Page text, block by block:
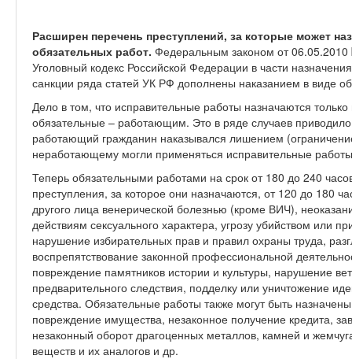
Расширен перечень преступлений, за которые может
обязательных работ. Федеральным законом от
Уголовный кодекс Российской Федерации в части
санкции ряда статей УК РФ дополнены наказанием в виде
Дело в том, что исправительные работы назначаются
обязательные – работающим. Это в ряде случаев
работающий гражданин наказывался лишением
неработающему могли применяться исправительные
Теперь обязательными работами на срок от 180 до 240
преступления, за которое они назначаются, от 120 до 180
другого лица венерической болезнью (кроме ВИЧ),
действиям сексуального характера, угрозу убийством или
нарушение избирательных прав и правил охраны труда,
воспрепятствование законной профессиональной
повреждение памятников истории и культуры, нарушение
предварительного следствия, подделку или уничтожение
средства. Обязательные работы также могут быть
повреждение имущества, незаконное получение кредита,
незаконный оборот драгоценных металлов, камней и
веществ и их аналогов и др.